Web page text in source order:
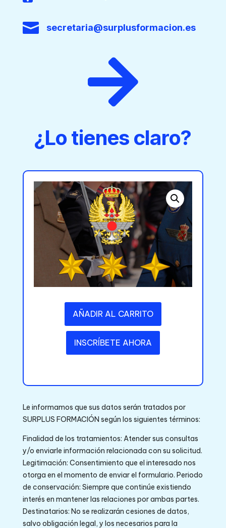
 secretaria@surplusformacion.es

¿Lo tienes claro?
AÑADIR AL CARRITO
INSCRÍBETE AHORA
Le informamos que sus datos serán tratados por
SURPLUS FORMACIÓN según los siguientes términos:
Finalidad de los tratamientos: Atender sus consultas
y/o enviarle información relacionada con su solicitud.
Legitimación: Consentimiento que el interesado nos
otorga en el momento de enviar el formulario. Periodo
de conservación: Siempre que continúe existiendo
interés en mantener las relaciones por ambas partes.
Destinatarios: No se realizarán cesiones de datos,
salvo obligación legal, y los necesarios para la